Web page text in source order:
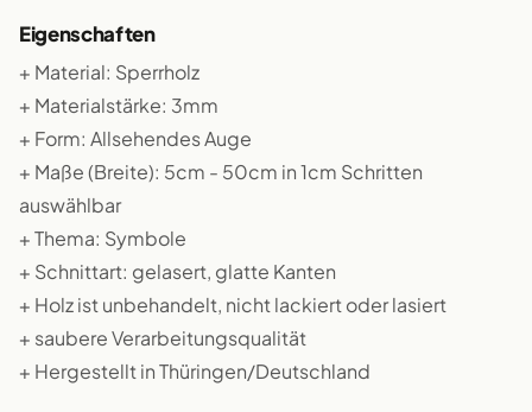
Eigenschaften
+ Material: Sperrholz
+ Materialstärke: 3mm
+ Form: Allsehendes Auge
+ Maße (Breite): 5cm - 50cm in 1cm Schritten
auswählbar
+ Thema: Symbole
+ Schnittart: gelasert, glatte Kanten
+ Holz ist unbehandelt, nicht lackiert oder lasiert
+ saubere Verarbeitungsqualität
+ Hergestellt in Thüringen/Deutschland